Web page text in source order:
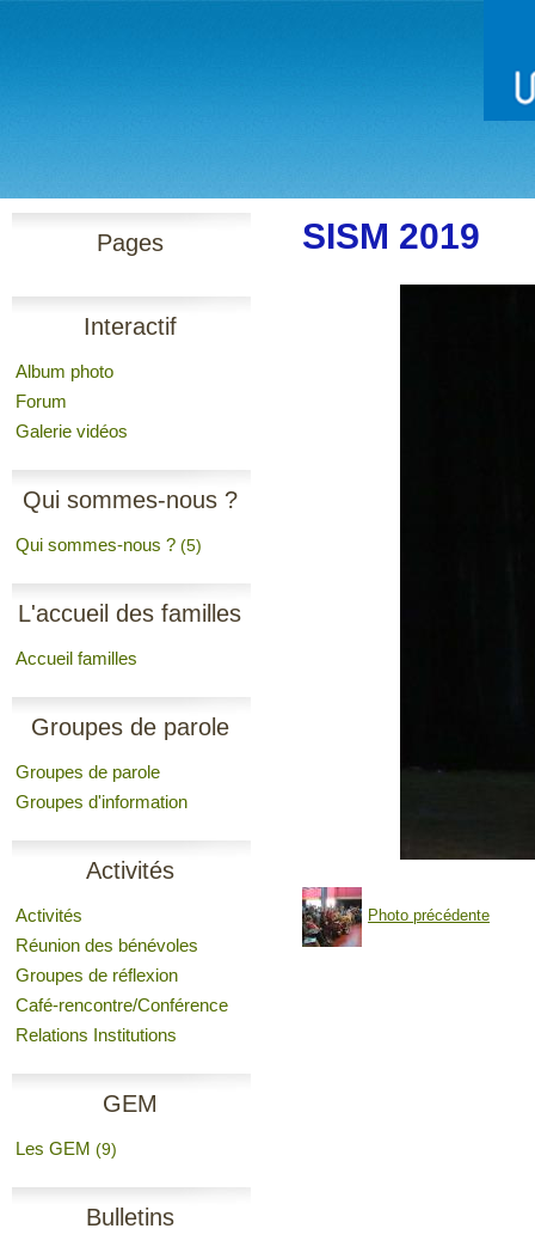
Pages
Interactif
Album photo
Forum
Galerie vidéos
Qui sommes-nous ?
Qui sommes-nous ? (5)
L'accueil des familles
Accueil familles
Groupes de parole
Groupes de parole
Groupes d'information
Activités
Activités
Réunion des bénévoles
Groupes de réflexion
Café-rencontre/Conférence
Relations Institutions
GEM
Les GEM (9)
Bulletins
SISM 2019
Photo précédente